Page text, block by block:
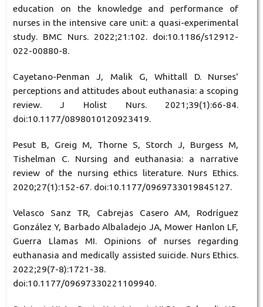
education on the knowledge and performance of
nurses in the intensive care unit: a quasi-experimental
study. BMC Nurs. 2022;21:102. doi:10.1186/s12912-
022-00880-8.
Cayetano-Penman J, Malik G, Whittall D. Nurses'
perceptions and attitudes about euthanasia: a scoping
review. J Holist Nurs. 2021;39(1):66-84.
doi:10.1177/0898010120923419.
Pesut B, Greig M, Thorne S, Storch J, Burgess M,
Tishelman C. Nursing and euthanasia: a narrative
review of the nursing ethics literature. Nurs Ethics.
2020;27(1):152-67. doi:10.1177/0969733019845127.
Velasco Sanz TR, Cabrejas Casero AM, Rodríguez
González Y, Barbado Albaladejo JA, Mower Hanlon LF,
Guerra Llamas MI. Opinions of nurses regarding
euthanasia and medically assisted suicide. Nurs Ethics.
2022;29(7-8):1721-38.
doi:10.1177/09697330221109940.